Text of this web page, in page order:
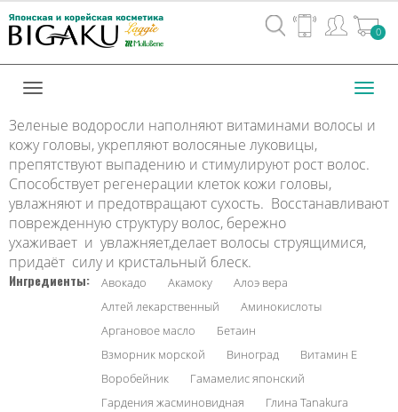
Вход
/
0
Зеленые водоросли наполняют витаминами волосы и
кожу головы, укрепляют волосяные луковицы,
препятствуют выпадению и стимулируют рост волос.
Способствует регенерации клеток кожи головы,
увлажняют и предотвращают сухость. Восстанавливают
поврежденную структуру волос, бережно
ухаживает и увлажняет,делает волосы струящимися,
придаёт силу и кристальный блеск.
Ингредиенты: Авокадо Акамоку
Алоэ вера
Алтей лекарственный
Аминокислоты
Аргановое масло
Бетаин
Взморник морской
Виноград
Витамин Е
Воробейник
Гамамелис японский
Гардения жасминовидная
Глина Tanakura